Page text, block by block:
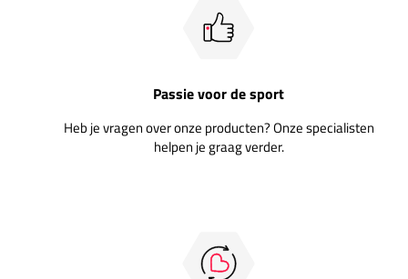
Passie voor de sport
Heb je vragen over onze producten? Onze specialisten
helpen je graag verder.